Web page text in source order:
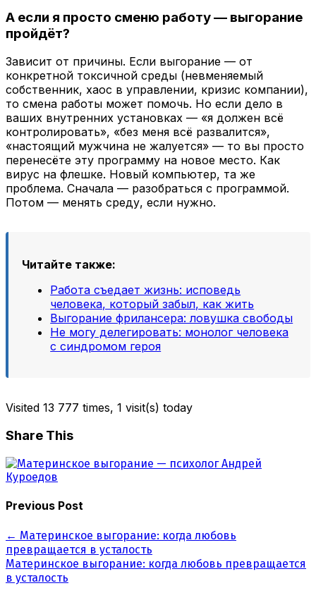
А если я просто сменю работу — выгорание
пройдёт?
Зависит от причины. Если выгорание — от
конкретной токсичной среды (невменяемый
собственник, хаос в управлении, кризис компании),
то смена работы может помочь. Но если дело в
ваших внутренних установках — «я должен всё
контролировать», «без меня всё развалится»,
«настоящий мужчина не жалуется» — то вы просто
перенесёте эту программу на новое место. Как
вирус на флешке. Новый компьютер, та же
проблема. Сначала — разобраться с программой.
Потом — менять среду, если нужно.
Читайте также:
Работа съедает жизнь: исповедь
человека, который забыл, как жить
Выгорание фрилансера: ловушка свободы
Не могу делегировать: монолог человека
с синдромом героя
Visited 13 777 times, 1 visit(s) today
Share This
Previous Post
← Материнское выгорание: когда любовь
превращается в усталость
Материнское выгорание: когда любовь превращается
в усталость